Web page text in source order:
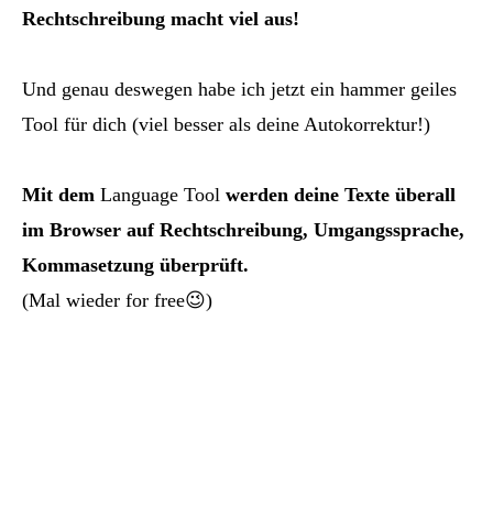
Rechtschreibung macht viel aus!
Und genau deswegen habe ich jetzt ein hammer geiles
Tool für dich (viel besser als deine Autokorrektur!)
Mit dem Language Tool werden deine Texte überall
im Browser auf Rechtschreibung, Umgangssprache,
Kommasetzung überprüft.
(Mal wieder for free😉)